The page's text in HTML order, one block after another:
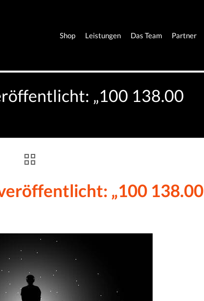
Shop Leistungen Das Team Partner
„100 138.00
„100 138.00